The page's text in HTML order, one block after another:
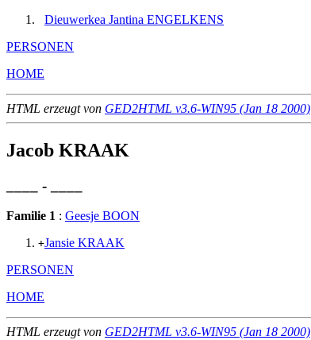
Dieuwerkea Jantina ENGELKENS
PERSONEN
HOME
HTML erzeugt von GED2HTML v3.6-WIN95 (Jan 18 2000)
Jacob KRAAK
____ - ____
Familie 1 : Geesje BOON
+Jansie KRAAK
PERSONEN
HOME
HTML erzeugt von GED2HTML v3.6-WIN95 (Jan 18 2000)